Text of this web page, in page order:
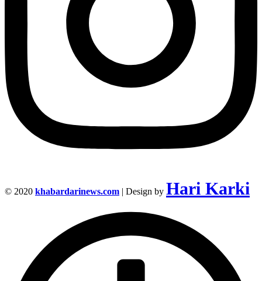
© 2020 khabardarinews.com | Design by Hari Karki